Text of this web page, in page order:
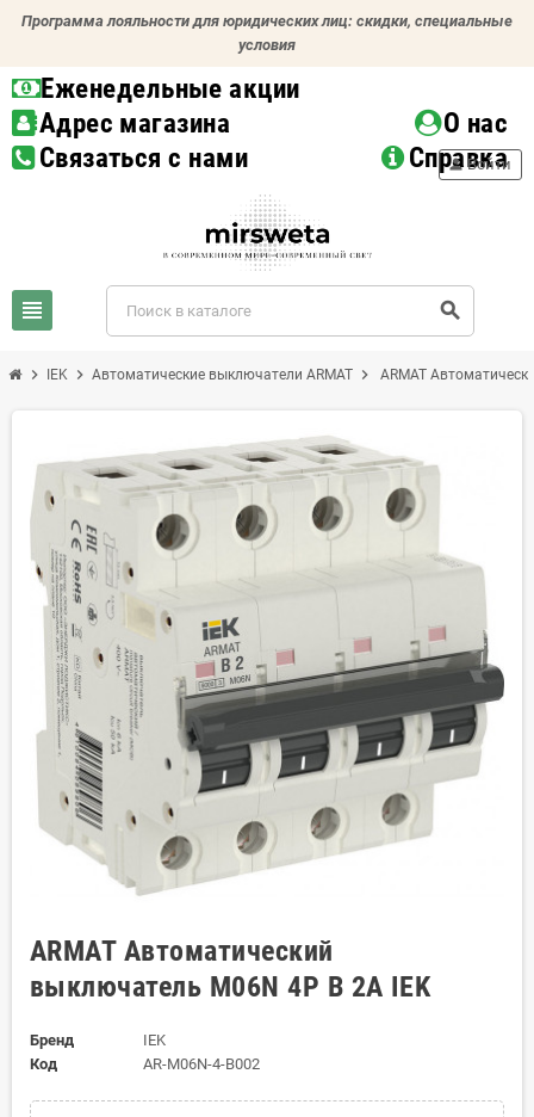
Программа лояльности для юридических лиц: скидки, специальные
условия
Еженедельные акции
Адрес магазина
О нас
Связаться с нами
Справка
view_headline search
person Войти
chevron_right IEK chevron_right Автоматические выключатели ARMAT chevron_right ARMAT
ARMAT Автоматический
выключатель M06N 4P B 2А IEK
Бренд
IEK
Код
AR-M06N-4-B002